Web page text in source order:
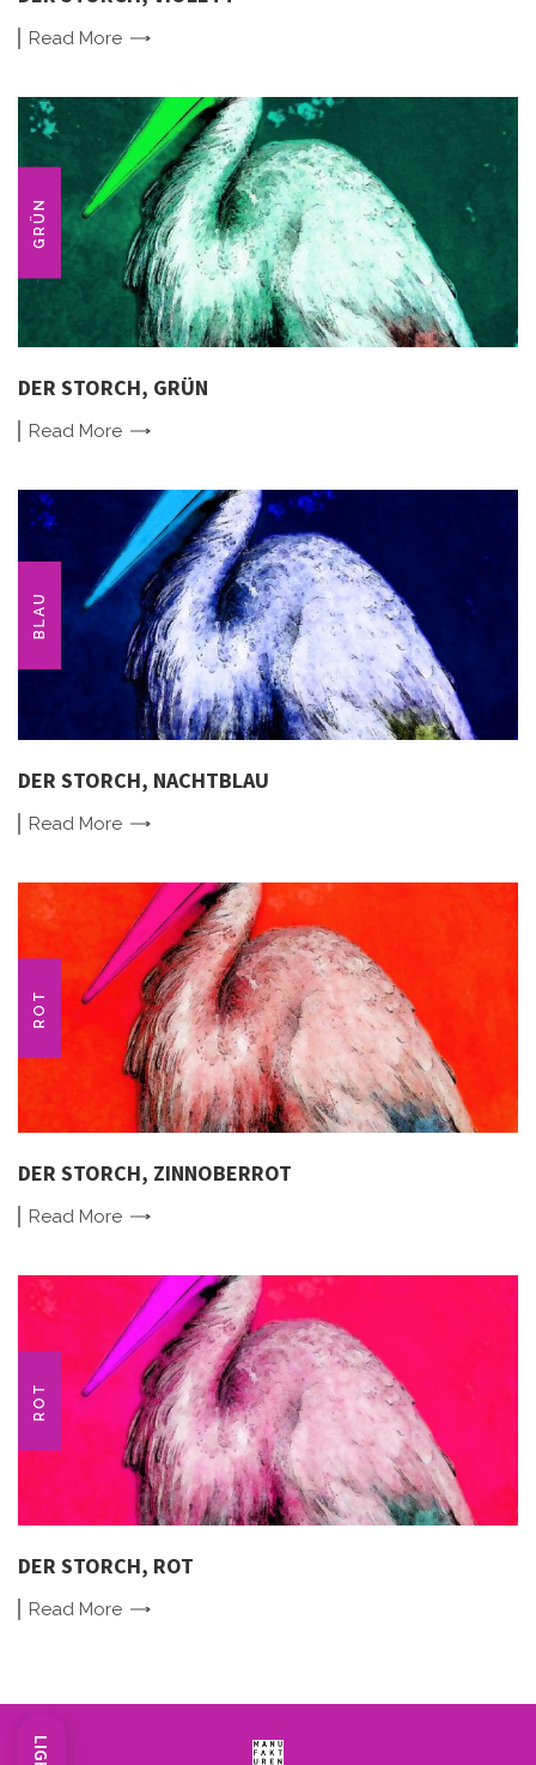
Read More
GRÜN
DER STORCH, GRÜN
Read More
BLAU
DER STORCH, NACHTBLAU
Read More
ROT
DER STORCH, ZINNOBERROT
Read More
ROT
DER STORCH, ROT
Read More